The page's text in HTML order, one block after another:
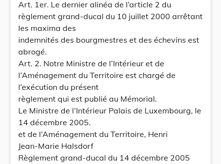
Art. 1er. Le dernier alinéa de l’article 2 du
règlement grand-ducal du 10 juillet 2000 arrêtant
les maxima des
indemnités des bourgmestres et des échevins est
abrogé.
Art. 2. Notre Ministre de l’Intérieur et de
l’Aménagement du Territoire est chargé de
l’exécution du présent
règlement qui est publié au Mémorial.
Le Ministre de l’Intérieur Palais de Luxembourg, le
14 décembre 2005.
et de l’Aménagement du Territoire, Henri
Jean-Marie Halsdorf
Règlement grand-ducal du 14 décembre 2005